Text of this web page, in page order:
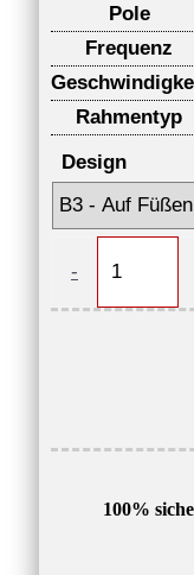
Pole
Frequenz
Rahmentyp
Design
-
mit
Bremse
1,5
100%